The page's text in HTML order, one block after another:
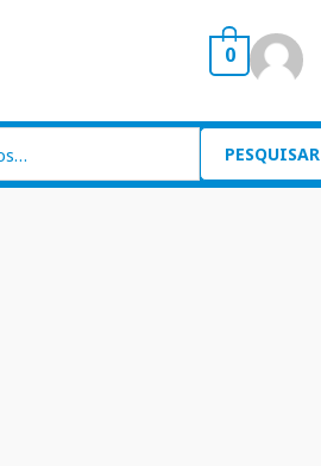
0
PESQUISAR